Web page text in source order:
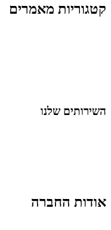
קטגוריות מאמרים
השירותים שלנו
אודות החברה